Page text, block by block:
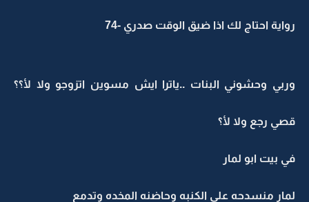
رواية احتاج لك اذا ضيق الوقت صدري -74
وربي وحشوني البنات ..ياترا ايش مسوين اتزوجو ولا لأ؟؟
قصي رجع ولا لأ؟
في بيت ابو لمار
لمار منسدحه على الكنبه وحاضنه المخده وتدمع